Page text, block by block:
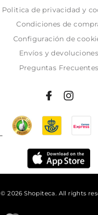
Politica de privacidad y
Condiciones de
Configuración de
Envíos y devoluciones
Preguntas Frecuentes
© 2026 Shopiteca. All rights